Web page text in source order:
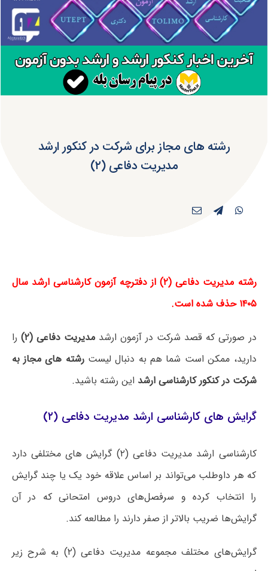
رشته های مجاز برای شرکت در کنکور ارشد
مدیریت دفاعی (۲)
رشته مدیریت دفاعی (۲) از دفترچه آزمون کارشناسی ارشد سال
۱۴۰۵ حذف شده است.
در صورتی که قصد شرکت در آزمون ارشدمدیریت دفاعی (۲)
را
دارید، ممکن است شما هم به دنبال لیسترشته های مجاز به
شرکت در کنکور کارشناسی ارشد این رشته باشید.
گرایش های کارشناسی ارشد مدیریت دفاعی (۲)
کارشناسی ارشد مدیریت دفاعی (۲) گرایش های مختلفی دارد
که هر داوطلب می‌تواند بر اساس علاقه خود یک یا چند گرایش
را انتخاب کرده و سرفصل‌های دروس امتحانی که در آن
گرایش‌ها ضریب بالاتر از صفر دارند را مطالعه کند.
گرایش‌های مختلف مجموعه مدیریت دفاعی (۲) به شرح زیر